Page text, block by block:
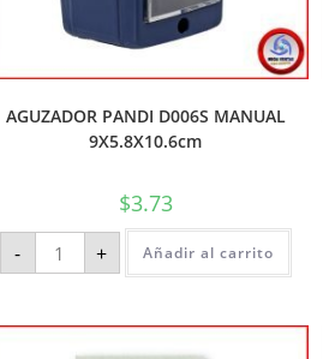
AGUZADOR PANDI D006S MANUAL
9X5.8X10.6cm
$3.73
- + Añadir al carrito